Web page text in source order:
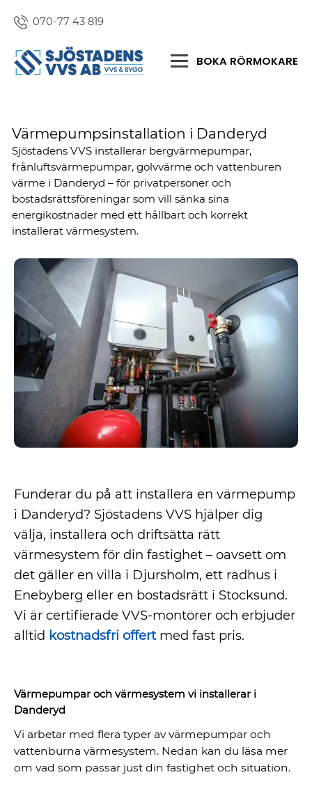
070-77 43 819
BOKA RÖRMOKARE
Värmepumpsinstallation i Danderyd
Sjöstadens VVS installerar bergvärmepumpar,
frånluftsvärmepumpar, golvvärme och vattenburen
värme i Danderyd – för privatpersoner och
bostadsrättsföreningar som vill sänka sina
energikostnader med ett hållbart och korrekt
installerat värmesystem.
Funderar du på att installera en värmepump
i Danderyd? Sjöstadens VVS hjälper dig
välja, installera och driftsätta rätt
värmesystem för din fastighet – oavsett om
det gäller en villa i Djursholm, ett radhus i
Enebyberg eller en bostadsrätt i Stocksund.
Vi är certifierade VVS-montörer och erbjuder
alltid kostnadsfri offertmed fast pris.
Värmepumpar och värmesystem vi installerar i
Danderyd
Vi arbetar med flera typer av värmepumpar och
vattenburna värmesystem. Nedan kan du läsa mer
om vad som passar just din fastighet och situation.